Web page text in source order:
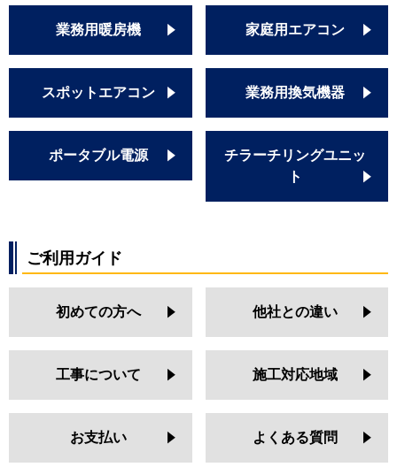
業務用暖房機 家庭用エアコン
スポットエアコン 業務用換気機器
ポータブル電源
チラーチリングユニッ
ト
ご利用ガイド
初めての方へ 他社との違い
工事について 施工対応地域
お支払い よくある質問